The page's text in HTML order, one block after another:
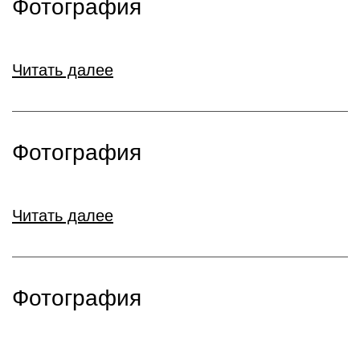
Фотография
Читать далее
Фотография
Читать далее
Фотография